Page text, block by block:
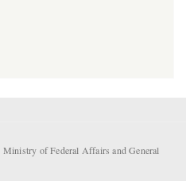
of Federal Affairs and General